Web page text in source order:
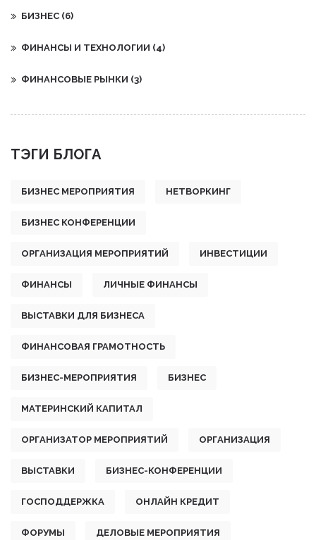
БИЗНЕС (6)
ФИНАНСЫ И ТЕХНОЛОГИИ (4)
ФИНАНСОВЫЕ РЫНКИ (3)
ТЭГИ БЛОГА
БИЗНЕС МЕРОПРИЯТИЯ НЕТВОРКИНГ
БИЗНЕС КОНФЕРЕНЦИИ
ОРГАНИЗАЦИЯ МЕРОПРИЯТИЙ ИНВЕСТИЦИИ
ФИНАНСЫ ЛИЧНЫЕ ФИНАНСЫ
ВЫСТАВКИ ДЛЯ БИЗНЕСА
ФИНАНСОВАЯ ГРАМОТНОСТЬ
БИЗНЕС-МЕРОПРИЯТИЯ БИЗНЕС
МАТЕРИНСКИЙ КАПИТАЛ
ОРГАНИЗАТОР МЕРОПРИЯТИЙ ОРГАНИЗАЦИЯ
ВЫСТАВКИ БИЗНЕС-КОНФЕРЕНЦИИ
ГОСПОДДЕРЖКА ОНЛАЙН КРЕДИТ
ФОРУМЫ ДЕЛОВЫЕ МЕРОПРИЯТИЯ